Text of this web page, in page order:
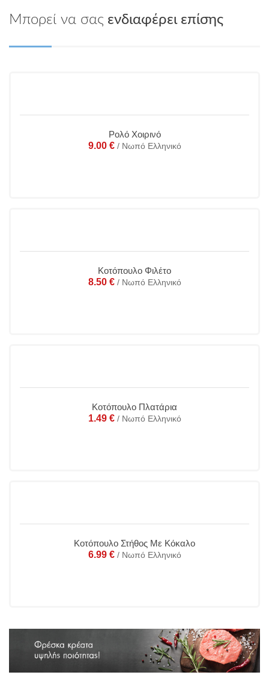
Μπορεί να σας ενδιαφέρει επίσης
Ρολό Χοιρινό
9.00 € / Νωπό Ελληνικό
Κοτόπουλο Φιλέτο
8.50 € / Νωπό Ελληνικό
Κοτόπουλο Πλατάρια
1.49 € / Νωπό Ελληνικό
Κοτόπουλο Στήθος Με Κόκαλο
6.99 € / Νωπό Ελληνικό